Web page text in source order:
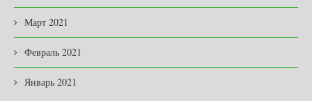
Март 2021
Февраль 2021
Январь 2021